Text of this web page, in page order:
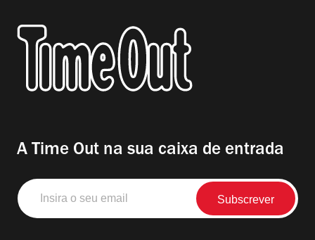
A Time Out na sua caixa de entrada
Insira
o
seu